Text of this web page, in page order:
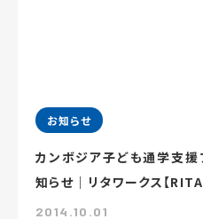
お知らせ
カンボジア子ども通学支
知らせ｜リタワークス【
2014.10.01